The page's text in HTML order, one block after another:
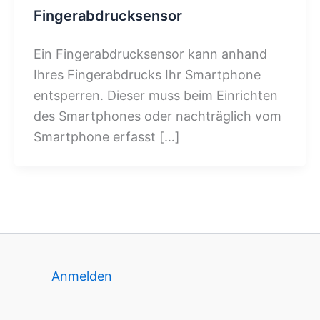
Fingerabdrucksensor
Ein Fingerabdrucksensor kann anhand
Ihres Fingerabdrucks Ihr Smartphone
entsperren. Dieser muss beim Einrichten
des Smartphones oder nachträglich vom
Smartphone erfasst […]
Anmelden